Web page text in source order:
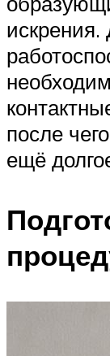
искрения.
после
ещё